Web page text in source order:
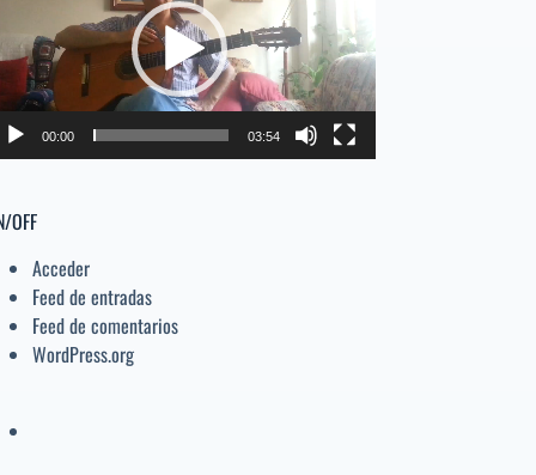
volumen.
00:00 03:54
OFF
Acceder
Feed de entradas
Feed de comentarios
WordPress.org